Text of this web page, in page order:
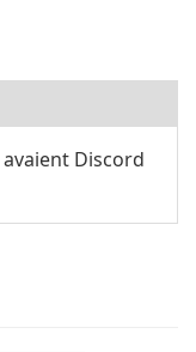
avaient Discord